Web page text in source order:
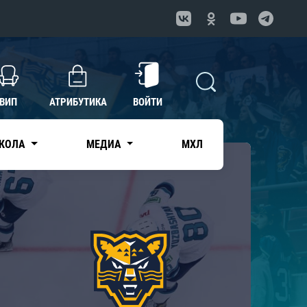
ВИП АТРИБУТИКА ВОЙТИ
МЕДИА МХЛ